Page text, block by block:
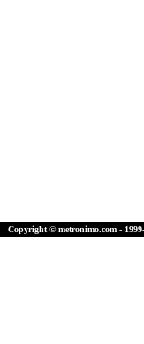
Copyright © metronimo.com -